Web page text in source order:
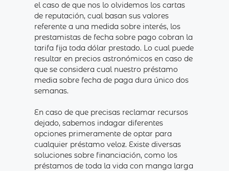
el caso de que nos lo olvidemos los cartas
de reputación, cual basan sus valores
referente a una medida sobre interés, los
prestamistas de fecha sobre pago cobran la
tarifa fija toda dólar prestado. Lo cual puede
resultar en precios astronómicos en caso de
que se considera cual nuestro préstamo
media sobre fecha de paga dura único dos
semanas.
En caso de que precisas reclamar recursos
dejado, sabemos indagar diferentes
opciones primeramente de optar para
cualquier préstamo veloz. Existe diversas
soluciones sobre financiación, como los
préstamos de toda la vida con manga larga